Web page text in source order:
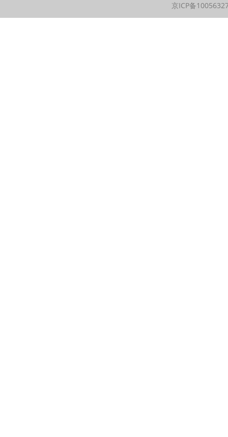
京ICP备